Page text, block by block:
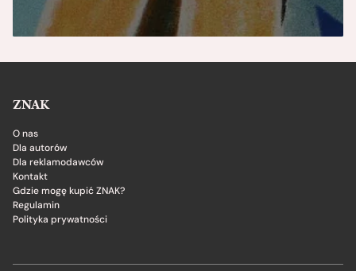
ZNAK
O nas
Dla autorów
Dla reklamodawców
Kontakt
Gdzie mogę kupić ZNAK?
Regulamin
Polityka prywatności